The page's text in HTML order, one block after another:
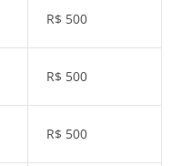
R$ 500
R$ 500
R$ 500